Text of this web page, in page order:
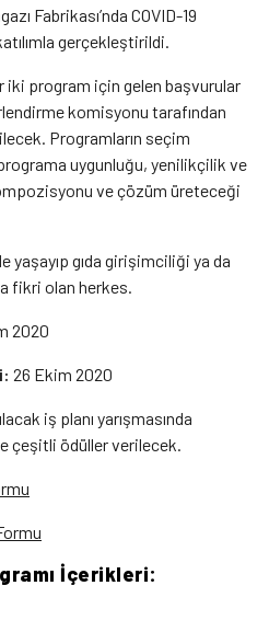
Fabrikası’nda COVID-19
gerçekleştirildi.
iki program için gelen başvurular
komisyonu tarafından
Programların seçim
uygunluğu, yenilikçilik ve
ve çözüm üreteceği
yaşayıp gıda girişimciliği ya da
fikri olan herkes.
2020
26 Ekim 2020
iş planı yarışmasında
çeşitli ödüller verilecek.
İçerikleri: